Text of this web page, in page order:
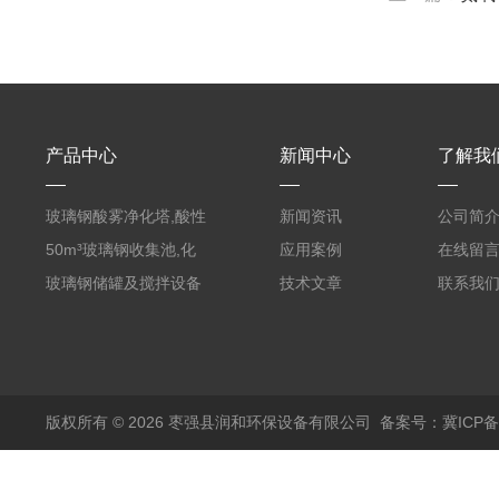
产品中心
玻璃钢酸雾净化塔,酸性
废气洗涤塔处理工艺
50m³玻璃钢收集池,化
粪罐
玻璃钢储罐及搅拌设备
新闻中心
新闻资讯
应用案例
技术文章
了解我
公司简介
在线留言
联系我们
版权所有 © 2026 枣强县润和环保设备有限公司 备案号：冀ICP